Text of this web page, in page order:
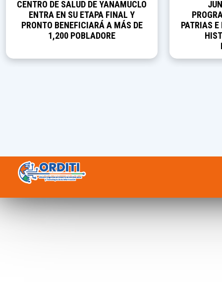
CENTRO DE SALUD DE YANAMUCLO
ENTRA EN SU ETAPA FINAL Y
PRONTO BENEFICIARÁ A MÁS DE
1,200 POBLADORE
PATRIAS